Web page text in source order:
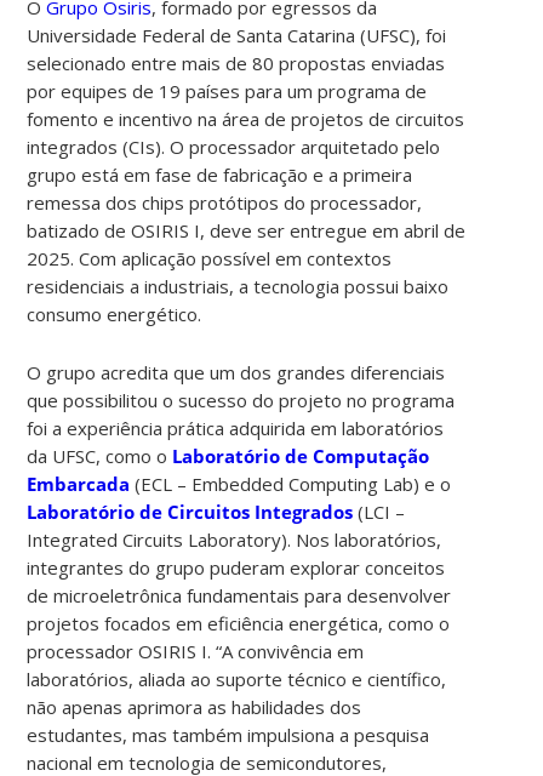
OGrupo Osiris, formado por egressos da
Universidade Federal de Santa Catarina (UFSC), foi
selecionado entre mais de 80 propostas enviadas
por equipes de 19 países para um programa de
fomento e incentivo na área de projetos de circuitos
integrados (CIs). O processador arquitetado pelo
grupo está em fase de fabricação e a primeira
remessa dos chips protótipos do processador,
batizado de OSIRIS I, deve ser entregue em abril de
2025. Com aplicação possível em contextos
residenciais a industriais, a tecnologia possui baixo
consumo energético.
O grupo acredita que um dos grandes diferenciais
que possibilitou o sucesso do projeto no programa
foi a experiência prática adquirida em laboratórios
da UFSC, como o Laboratório de Computação
Embarcada (ECL – Embedded Computing Lab) e o
Laboratório de Circuitos Integrados (LCI –
Integrated Circuits Laboratory). Nos laboratórios,
integrantes do grupo puderam explorar conceitos
de microeletrônica fundamentais para desenvolver
projetos focados em eficiência energética, como o
processador OSIRIS I. “A convivência em
laboratórios, aliada ao suporte técnico e científico,
não apenas aprimora as habilidades dos
estudantes, mas também impulsiona a pesquisa
nacional em tecnologia de semicondutores,